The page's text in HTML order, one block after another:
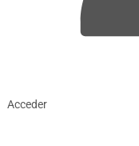
Acceder